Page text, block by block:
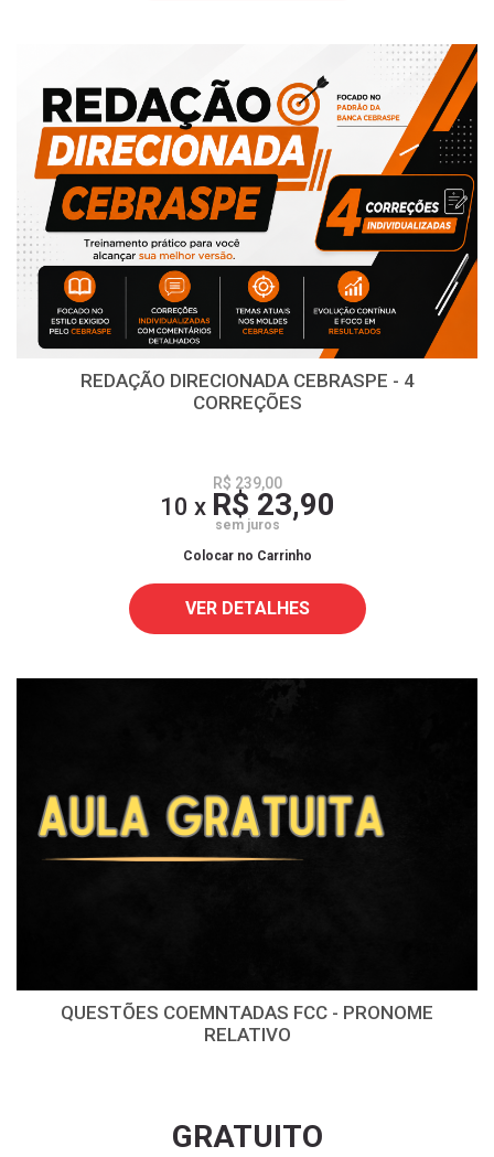
REDAÇÃO DIRECIONADA CEBRASPE - 4
CORREÇÕES
R$ 239,00
10 x R$ 23,90
sem juros
Colocar no Carrinho
VER DETALHES
QUESTÕES COEMNTADAS FCC - PRONOME
RELATIVO
GRATUITO